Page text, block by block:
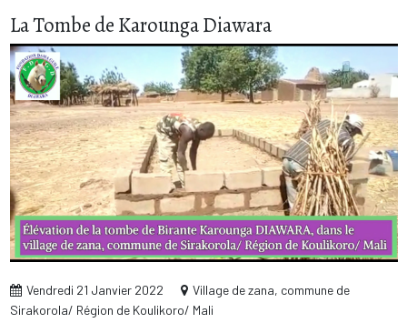
La Tombe de Karounga Diawara
Vendredi 21 Janvier 2022
Village de zana, commune de
Sirakorola/ Région de Koulikoro/ Mali